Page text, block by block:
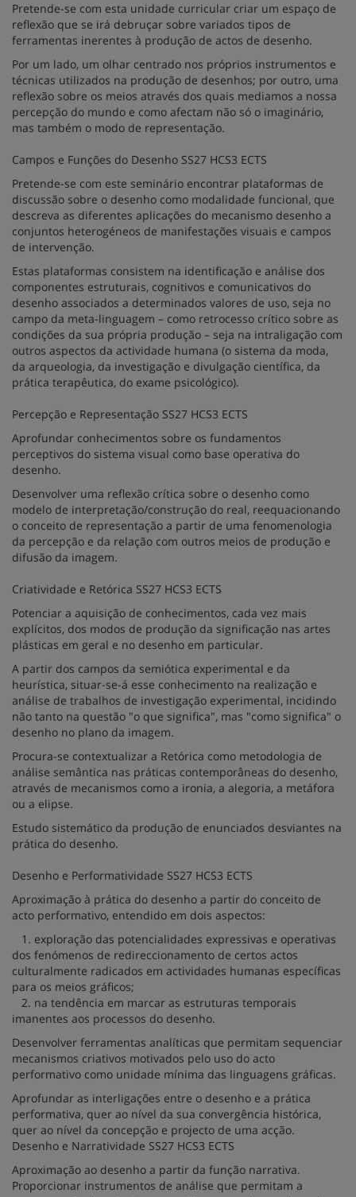
Pretende-se com esta unidade curricular criar um espaço de
reflexão que se irá debruçar sobre variados tipos de
ferramentas inerentes à produção de actos de desenho.
Por um lado, um olhar centrado nos próprios instrumentos e
técnicas utilizados na produção de desenhos; por outro, uma
reflexão sobre os meios através dos quais mediamos a nossa
percepção do mundo e como afectam não só o imaginário,
mas também o modo de representação.
Campos e Funções do Desenho SS27 HCS3 ECTS
Pretende-se com este seminário encontrar plataformas de
discussão sobre o desenho como modalidade funcional, que
descreva as diferentes aplicações do mecanismo desenho a
conjuntos heterogéneos de manifestações visuais e campos
de intervenção.
Estas plataformas consistem na identificação e análise dos
componentes estruturais, cognitivos e comunicativos do
desenho associados a determinados valores de uso, seja no
campo da meta-linguagem – como retrocesso crítico sobre as
condições da sua própria produção – seja na intraligação com
outros aspectos da actividade humana (o sistema da moda,
da arqueologia, da investigação e divulgação científica, da
prática terapêutica, do exame psicológico).
Percepção e Representação SS27 HCS3 ECTS
Aprofundar conhecimentos sobre os fundamentos
perceptivos do sistema visual como base operativa do
desenho.
Desenvolver uma reflexão crítica sobre o desenho como
modelo de interpretação/construção do real, reequacionando
o conceito de representação a partir de uma fenomenologia
da percepção e da relação com outros meios de produção e
difusão da imagem.
Criatividade e Retórica SS27 HCS3 ECTS
Potenciar a aquisição de conhecimentos, cada vez mais
explícitos, dos modos de produção da significação nas artes
plásticas em geral e no desenho em particular.
A partir dos campos da semiótica experimental e da
heurística, situar-se-á esse conhecimento na realização e
análise de trabalhos de investigação experimental, incidindo
não tanto na questão "o que significa", mas "como significa" o
desenho no plano da imagem.
Procura-se contextualizar a Retórica como metodologia de
análise semântica nas práticas contemporâneas do desenho,
através de mecanismos como a ironia, a alegoria, a metáfora
ou a elipse.
Estudo sistemático da produção de enunciados desviantes na
prática do desenho.
Desenho e Performatividade SS27 HCS3 ECTS
Aproximação à prática do desenho a partir do conceito de
acto performativo, entendido em dois aspectos:
1. exploração das potencialidades expressivas e operativas
dos fenómenos de redireccionamento de certos actos
culturalmente radicados em actividades humanas específicas
para os meios gráficos;
2. na tendência em marcar as estruturas temporais
imanentes aos processos do desenho.
Desenvolver ferramentas analíticas que permitam sequenciar
mecanismos criativos motivados pelo uso do acto
performativo como unidade mínima das linguagens gráficas.
Aprofundar as interligações entre o desenho e a prática
performativa, quer ao nível da sua convergência histórica,
quer ao nível da concepção e projecto de uma acção.
Desenho e Narratividade SS27 HCS3 ECTS
Aproximação ao desenho a partir da função narrativa.
Proporcionar instrumentos de análise que permitam a